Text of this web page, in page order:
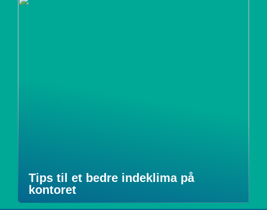
Tips til et bedre indeklima på
kontoret